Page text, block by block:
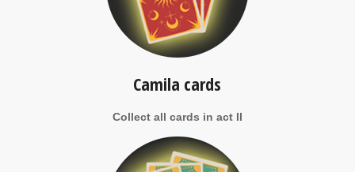
Camila cards
Collect all cards in act II